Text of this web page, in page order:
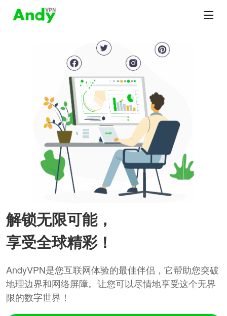
解锁无限可能，
享受全球精彩！
AndyVPN是您互联网体验的最佳伴侣，它帮助您突破
地理边界和网络屏障。让您可以尽情地享受这个无界
限的数字世界！